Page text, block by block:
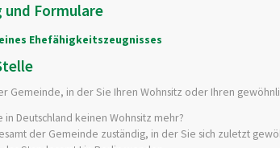
und Formulare
Ehefähigkeitszeugnisses
Gemeinde, in der Sie Ihren Wohnsitz oder Ihren
in Deutschland keinen Wohnsitz mehr?
der Gemeinde zuständig, in der Sie sich zuletzt